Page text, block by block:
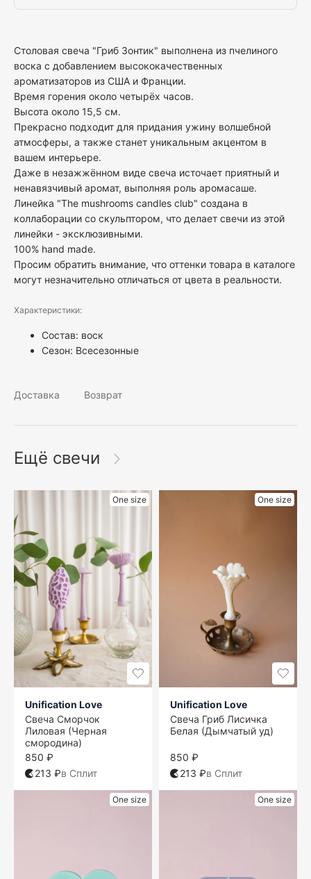
Столовая свеча "Гриб Зонтик" выполнена из пчелиного
воска с добавлением высококачественных
ароматизаторов из США и Франции.
Время горения около четырёх часов.
Высота около 15,5 см.
Прекрасно подходит для придания ужину волшебной
атмосферы, а также станет уникальным акцентом в
вашем интерьере.
Даже в незажжённом виде свеча источает приятный и
ненавязчивый аромат, выполняя роль аромасаше.
Линейка "The mushrooms candles club" создана в
коллаборации со скульптором, что делает свечи из этой
линейки - эксклюзивными.
100% hand made.
Просим обратить внимание, что оттенки товара в каталоге
могут незначительно отличаться от цвета в реальности.
Характеристики:
Состав: воск
Сезон: Всесезонные
Доставка Возврат
Ещё свечи
One size
Unification Love
Свеча Сморчок
Лиловая (Черная
смородина)
850 ₽
213 ₽в Сплит
One size
Unification Love
Свеча Гриб Лисичка
Белая (Дымчатый уд)
850 ₽
213 ₽в Сплит
One size One size